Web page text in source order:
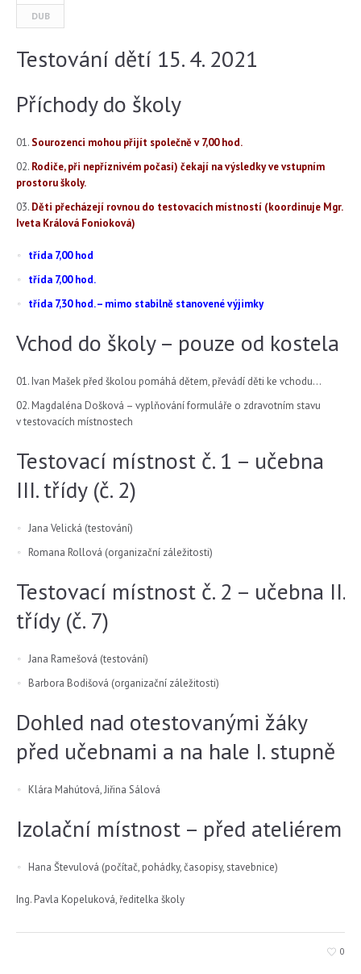
DUB
Testování dětí 15. 4. 2021
Příchody do školy
Sourozenci mohou přijít společně v 7,00 hod.
Rodiče, při nepříznivém počasí) čekají na výsledky ve vstupním
prostoru školy.
Děti přecházejí rovnou do testovacích místností (koordinuje Mgr.
Iveta Králová Fonioková)
třída 7,00 hod
třída 7,00 hod.
třída 7,30 hod. – mimo stabilně stanovené výjimky
Vchod do školy – pouze od kostela
Ivan Mašek před školou pomáhá dětem, převádí děti ke vchodu…
Magdaléna Došková – vyplňování formuláře o zdravotním stavu
v testovacích místnostech
Testovací místnost č. 1 – učebna
III. třídy (č. 2)
Jana Velická (testování)
Romana Rollová (organizační záležitosti)
Testovací místnost č. 2 – učebna II.
třídy (č. 7)
Jana Ramešová (testování)
Barbora Bodišová (organizační záležitosti)
Dohled nad otestovanými žáky
před učebnami a na hale I. stupně
Klára Mahútová, Jiřina Sálová
Izolační místnost – před ateliérem
Hana Števulová (počítač, pohádky, časopisy, stavebnice)
Ing. Pavla Kopeluková, ředitelka školy
0